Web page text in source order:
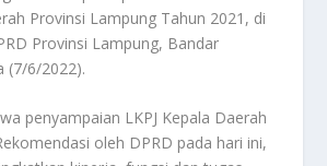
Provinsi Lampung Tahun 2021, di
Provinsi Lampung, Bandar
(7/6/2022).
penyampaian LKPJ Kepala Daerah
oleh DPRD pada hari ini,